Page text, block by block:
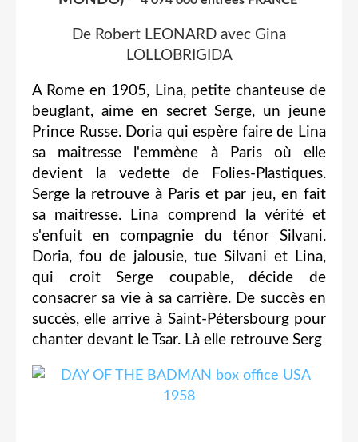
De Robert LEONARD avec Gina
LOLLOBRIGIDA
A Rome en 1905, Lina, petite chanteuse de
beuglant, aime en secret Serge, un jeune
Prince Russe. Doria qui espère faire de Lina
sa maitresse l'emmène à Paris où elle
devient la vedette de Folies-Plastiques.
Serge la retrouve à Paris et par jeu, en fait
sa maitresse. Lina comprend la vérité et
s'enfuit en compagnie du ténor Silvani.
Doria, fou de jalousie, tue Silvani et Lina,
qui croit Serge coupable, décide de
consacrer sa vie à sa carrière. De succès en
succès, elle arrive à Saint-Pétersbourg pour
chanter devant le Tsar. Là elle retrouve Serg